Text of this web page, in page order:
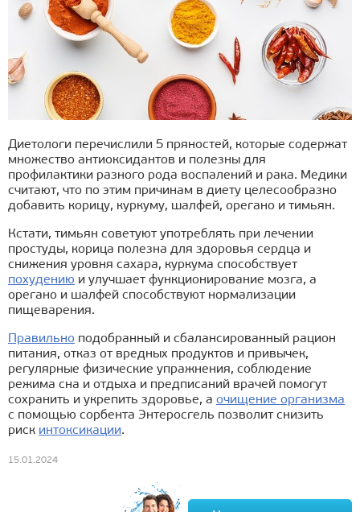
Диетологи перечислили 5 пряностей, которые содержат
множество антиоксидантов и полезны для
профилактики разного рода воспалений и рака. Медики
считают, что по этим причинам в диету целесообразно
добавить корицу, куркуму, шалфей, орегано и тимьян.
Кстати, тимьян советуют употреблять при лечении
простуды, корица полезна для здоровья сердца и
снижения уровня сахара, куркума способствует
похудению и улучшает функционирование мозга, а
орегано и шалфей способствуют нормализации
пищеварения.
Правильно подобранный и сбалансированный рацион
питания, отказ от вредных продуктов и привычек,
регулярные физические упражнения, соблюдение
режима сна и отдыха и предписаний врачей помогут
сохранить и укрепить здоровье, а очищение организма
с помощью сорбента Энтеросгель позволит снизить
риск интоксикации.
15.01.2024